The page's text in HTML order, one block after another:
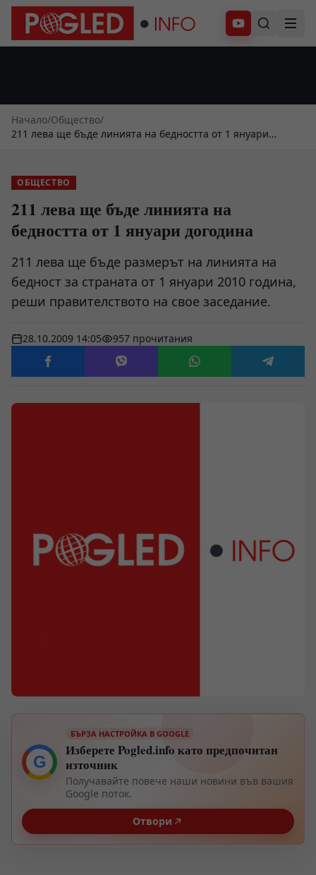
Абонирай се
Начало/Общество/
211 лева ще бъде линията на бедността от 1 януари
ОБЩЕСТВО
211 лева ще бъде линията на
бедността от 1 януари догодина
211 лева ще бъде размерът на линията на
бедност за страната от 1 януари 2010 година,
реши правителството на свое заседание.
28.10.2009 14:05 957 прочитания
G
БЪРЗА НАСТРОЙКА В GOOGLE
Изберете Pogled.info като предпочитан
източник
Получавайте повече наши новини във вашия
Google поток.
Отвори